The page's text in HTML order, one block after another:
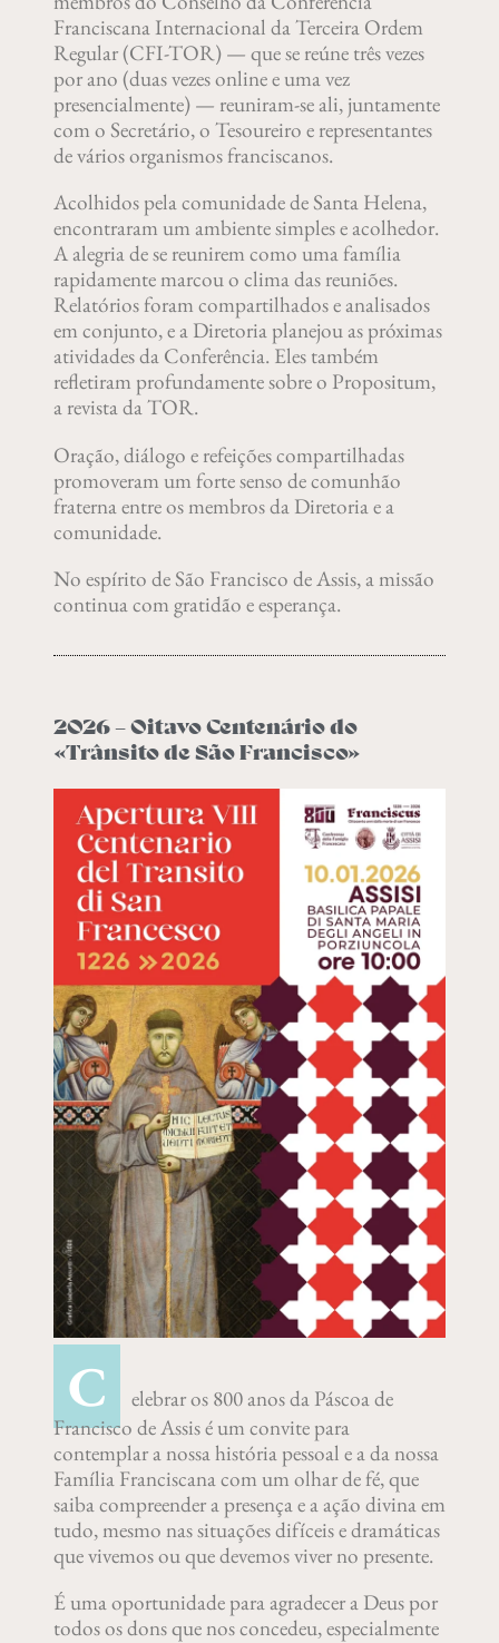
Franciscana Internacional da Terceira Ordem
Regular (CFI-TOR) — que se reúne três vezes
por ano (duas vezes online e uma vez
presencialmente) — reuniram-se ali, juntamente
com o Secretário, o Tesoureiro e representantes
de vários organismos franciscanos.
Acolhidos pela comunidade de Santa Helena,
encontraram um ambiente simples e acolhedor.
A alegria de se reunirem como uma família
rapidamente marcou o clima das reuniões.
Relatórios foram compartilhados e analisados
em conjunto, e a Diretoria planejou as próximas
atividades da Conferência. Eles também
refletiram profundamente sobre o Propositum,
a revista da TOR.
Oração, diálogo e refeições compartilhadas
promoveram um forte senso de comunhão
fraterna entre os membros da Diretoria e a
comunidade.
No espírito de São Francisco de Assis, a missão
continua com gratidão e esperança.
2026 – Oitavo Centenário do
«Trânsito de São Francisco»
C
elebrar os 800 anos da Páscoa de
Francisco de Assis é um convite para
contemplar a nossa história pessoal e a da nossa
Família Franciscana com um olhar de fé, que
saiba compreender a presença e a ação divina em
tudo, mesmo nas situações difíceis e dramáticas
que vivemos ou que devemos viver no presente.
É uma oportunidade para agradecer a Deus por
todos os dons que nos concedeu, especialmente